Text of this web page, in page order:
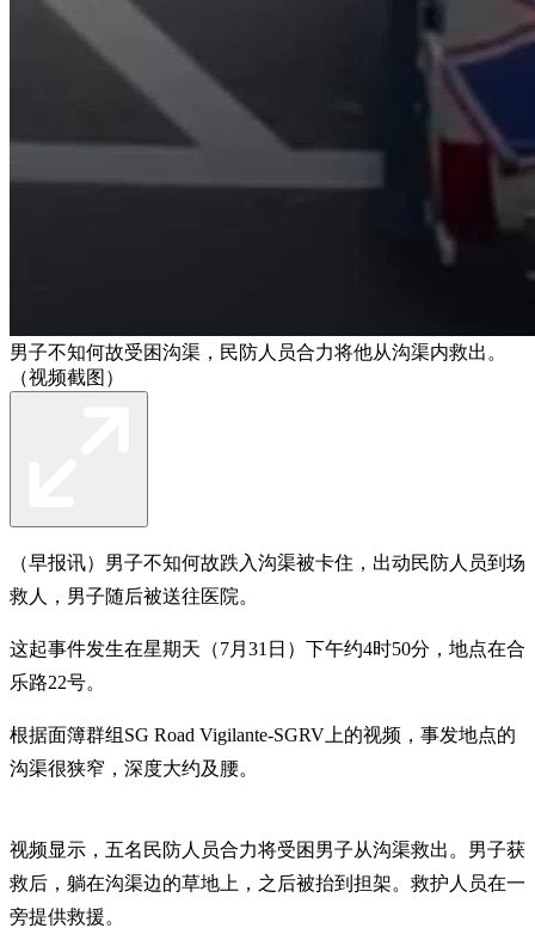
男子不知何故受困沟渠，民防人员合力将他从沟渠内救出。
（视频截图）
（早报讯）男子不知何故跌入沟渠被卡住，出动民防人员到场
救人，男子随后被送往医院。
这起事件发生在星期天（7月31日）下午约4时50分，地点在合
乐路22号。
根据面簿群组SG Road Vigilante-SGRV上的视频，事发地点的
沟渠很狭窄，深度大约及腰。
视频显示，五名民防人员合力将受困男子从沟渠救出。男子获
救后，躺在沟渠边的草地上，之后被抬到担架。救护人员在一
旁提供救援。